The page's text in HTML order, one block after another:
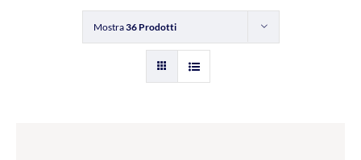
Mostra36 Prodotti